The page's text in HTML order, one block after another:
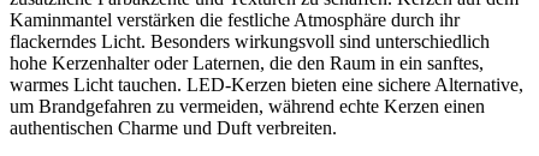
Kaminmantel verstärken die festliche Atmosphäre durch ihr
flackerndes Licht. Besonders wirkungsvoll sind unterschiedlich
hohe Kerzenhalter oder Laternen, die den Raum in ein sanftes,
warmes Licht tauchen. LED-Kerzen bieten eine sichere Alternative,
um Brandgefahren zu vermeiden, während echte Kerzen einen
authentischen Charme und Duft verbreiten.